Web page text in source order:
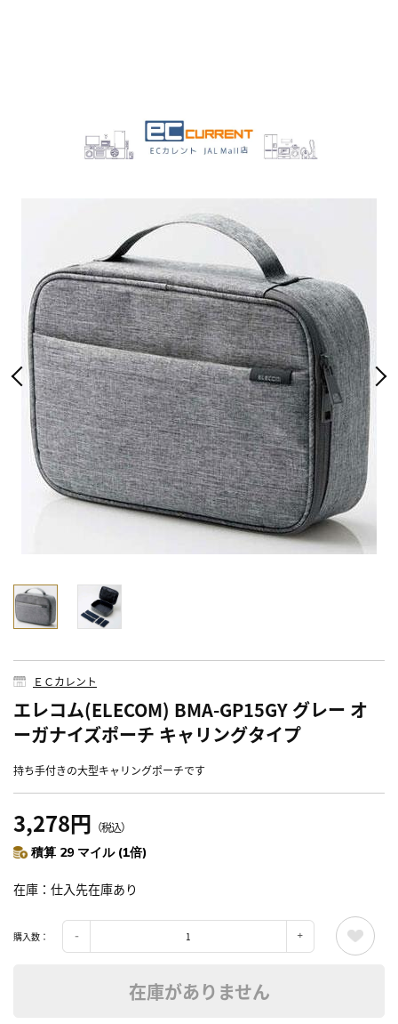
ＥＣカレント
エレコム(ELECOM) BMA-GP15GY グレー オ
ーガナイズポーチ キャリングタイプ
持ち手付きの大型キャリングポーチです
3,278円 （税込）
積算 29 マイル (1倍)
在庫 仕入先在庫あり
購入数：
在庫がありません